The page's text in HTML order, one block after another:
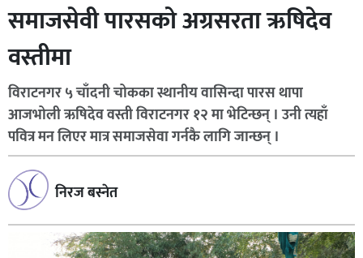
समाजसेवी पारसको अग्रसरता ऋषिदेव
वस्तीमा
विराटनगर ५ चाँदनी चोकका स्थानीय वासिन्दा पारस थापा
आजभोली ऋषिदेव वस्ती विराटनगर १२ मा भेटिन्छन् । उनी त्यहाँ
पवित्र मन लिएर मात्र समाजसेवा गर्नकै लागि जान्छन् ।
निरज बस्नेत